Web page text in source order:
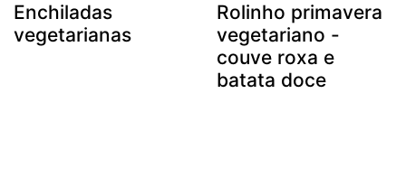
Enchiladas
vegetarianas
Rolinho primavera
vegetariano -
couve roxa e
batata doce